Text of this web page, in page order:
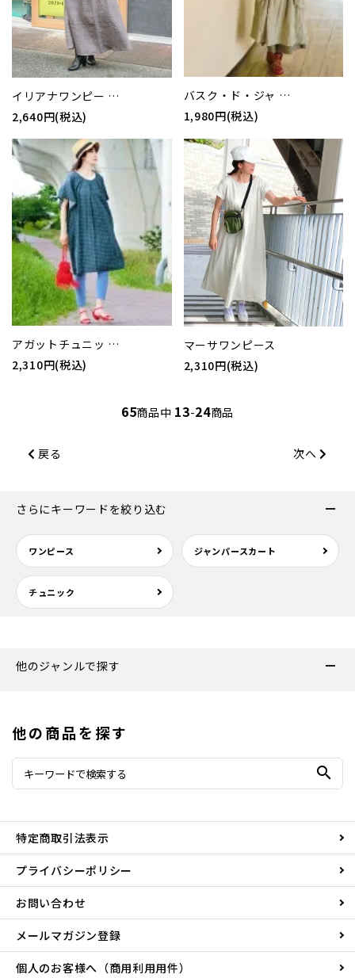
イリアナワンピー …
2,640円(税込)
バスク・ド・ジャ …
1,980円(税込)
アガットチュニッ …
2,310円(税込)
マーサワンピース
2,310円(税込)
65商品中 13-24商品
戻る 次へ
さらにキーワードを絞り込む
ワンピース ジャンパースカート
チュニック
他のジャンルで探す
他の商品を探す
search
特定商取引法表示
プライバシーポリシー
お問い合わせ
メールマガジン登録
個人のお客様へ（商用利用用件）